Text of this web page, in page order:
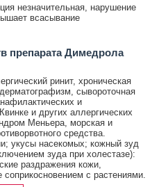
незначительная, нарушение
всасывание
препарата Димедрола
ринит, хроническая
сывороточная
и
и других аллергических
Меньера, морская и
средства.
укусы насекомых; кожный зуд
зуда при холестазе):
раздражения кожи,
с растениями.